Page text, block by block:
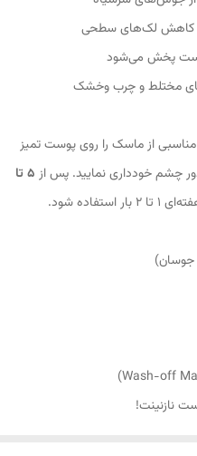
کاهش لک‌های سطحی
پخش می‌شود
مختلط و چرب وخشک
از ماسک را روی پوست تمیز
چشم خودداری نمایید. پس از
۵ تا
شود.
نازنینت!